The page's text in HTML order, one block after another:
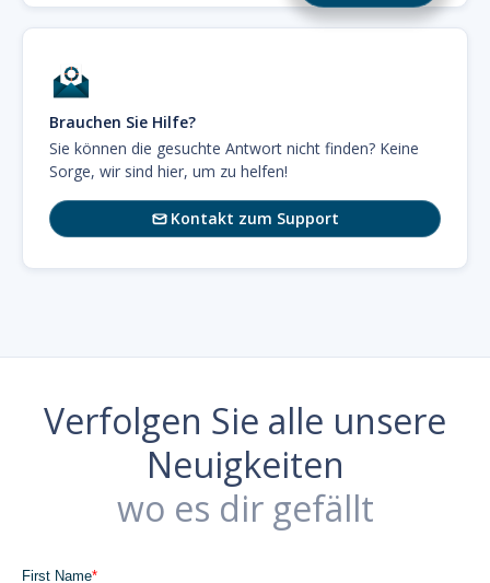
Brauchen Sie Hilfe?
Sie können die gesuchte Antwort nicht finden? Keine
Sorge, wir sind hier, um zu helfen!
Kontakt zum Support
Verfolgen Sie alle unsere
Neuigkeiten
wo es dir gefällt